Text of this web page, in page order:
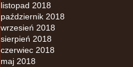
listopad 2018
październik 2018
wrzesień 2018
sierpień 2018
czerwiec 2018
maj 2018